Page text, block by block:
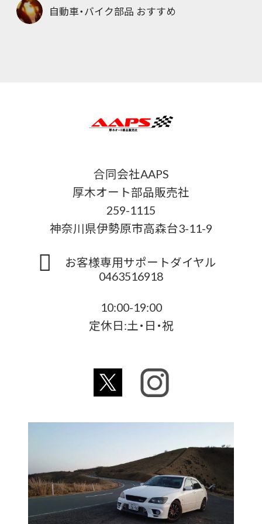
自動車・バイク部品 おすすめ
合同会社AAPS
厚木オート部品販売社
259-1115
神奈川県伊勢原市高森台3-11-9
お客様専用サポートダイヤル
0463516918
10:00-19:00
定休日:土・日・祝